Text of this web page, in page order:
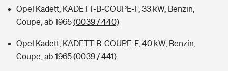
Opel Kadett, KADETT-B-COUPE-F, 33 kW, Benzin,
Coupe, ab 1965(0039 / 440)
Opel Kadett, KADETT-B-COUPE-F, 40 kW, Benzin,
Coupe, ab 1965(0039 / 441)